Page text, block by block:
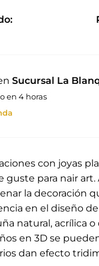
Sucursal La
en 4 horas
con joyas
guste para nair
la decoración
en el diseño
natural, acrílica
en 3D se
dan efecto